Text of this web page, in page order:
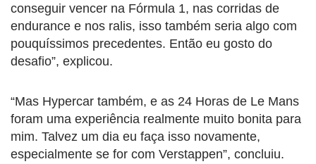
conseguir vencer na Fórmula 1, nas corridas de
endurance e nos ralis, isso também seria algo com
pouquíssimos precedentes. Então eu gosto do
desafio”, explicou.
“Mas Hypercar também, e as 24 Horas de Le Mans
foram uma experiência realmente muito bonita para
mim. Talvez um dia eu faça isso novamente,
especialmente se for com Verstappen”, concluiu.